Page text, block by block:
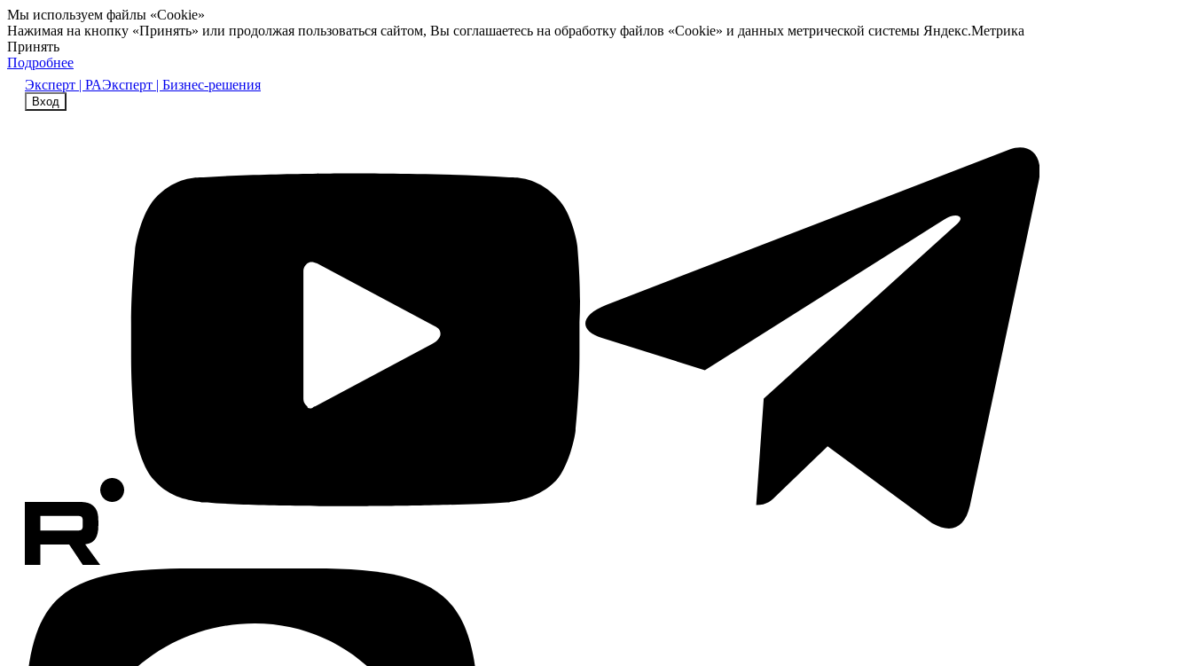
Мы используем файлы «Cookie»
Нажимая на кнопку «Принять» или продолжая пользоваться сайтом, Вы соглашаетесь на обработку файлов «Cookie» и данных метрической системы Яндекс.Метрика
Принять
Подробнее
Эксперт | РАЭксперт | Бизнес-решения
Вход